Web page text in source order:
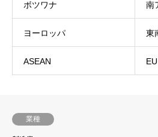
ボツワナ 南
ヨーロッパ 東
ASEAN EU
業種